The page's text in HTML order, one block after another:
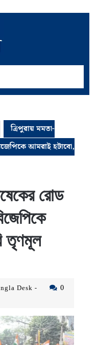
ত্রিপুরায় মমতা-
আমরাই হটাবো,
রোড
তৃণমূল
Desk -
-
0